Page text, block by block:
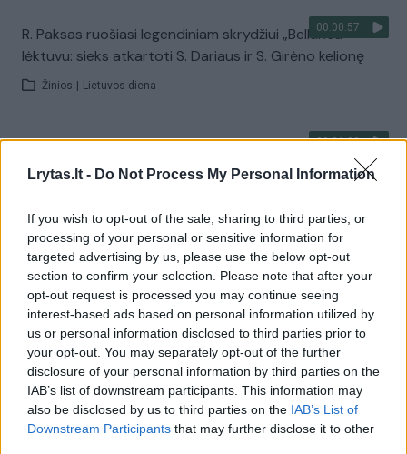
Lrytas.lt - Do Not Process My Personal Information
If you wish to opt-out of the sale, sharing to third parties, or
processing of your personal or sensitive information for
targeted advertising by us, please use the below opt-out
section to confirm your selection. Please note that after your
opt-out request is processed you may continue seeing
interest-based ads based on personal information utilized by
us or personal information disclosed to third parties prior to
your opt-out. You may separately opt-out of the further
disclosure of your personal information by third parties on the
IAB’s list of downstream participants. This information may
also be disclosed by us to third parties on the IAB’s List of
Downstream Participants that may further disclose it to other
00:00:57
R. Paksas ruošiasi legendiniam skrydžiui „Bellanca“
lėktuvu: sieks atkartoti S. Dariaus ir S. Girėno kelionę
Žinios Lietuvos diena
00:01:23
neslepia: gėda, kad ją svarstome tik dabar
00:01:31
Sociologas įvertino politikų reitingus: G. Nausėda
sugebėjo smukti taip, kaip buvo nutikę nebent R.
Paksui
Žinios | Lietuvos diena
00:01:53
Seimui teikiama nauja pataisa: dėl R. Pakso numatoma
galimybė kandidatuoti rinkimuose po apkaltos